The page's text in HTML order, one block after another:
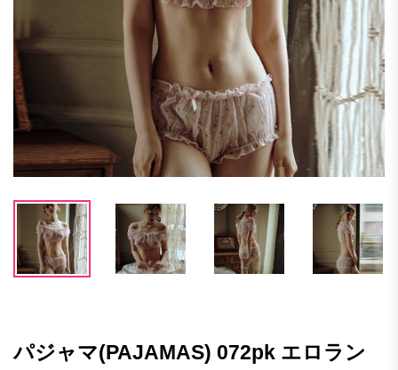
パジャマ(PAJAMAS) 072pk エロラン